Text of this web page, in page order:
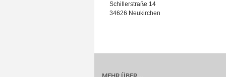
Schillerstraße 14
34626 Neukirchen